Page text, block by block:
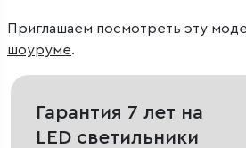
Приглашаем посмотреть эту
шоуруме.
Гарантия 7 лет на
LED светильники